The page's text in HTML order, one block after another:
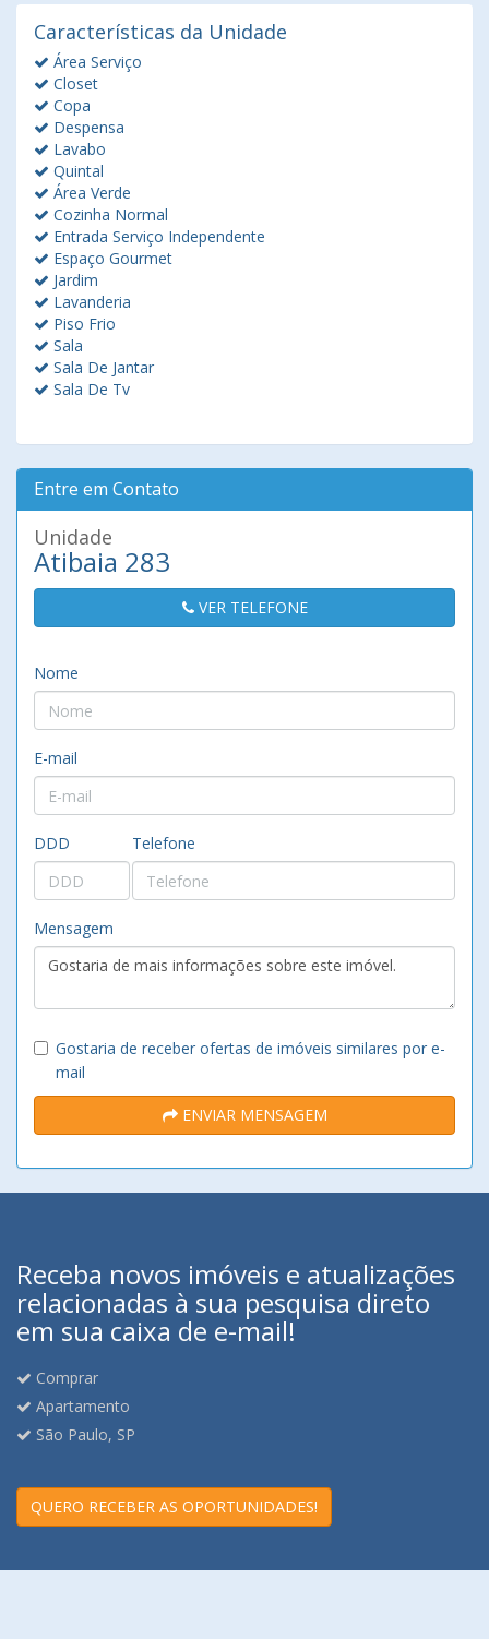
Características da Unidade
Área Serviço
Closet
Copa
Despensa
Lavabo
Quintal
Área Verde
Cozinha Normal
Entrada Serviço Independente
Espaço Gourmet
Jardim
Lavanderia
Piso Frio
Sala
Sala De Jantar
Sala De Tv
Entre em Contato
Unidade
Atibaia 283
VER TELEFONE
Nome
E-mail
DDD Telefone
Mensagem
Gostaria de receber ofertas de imóveis similares por e-
mail
ENVIAR MENSAGEM
Receba novos imóveis e atualizações
relacionadas à sua pesquisa direto
em sua caixa de e-mail!
Comprar
Apartamento
São Paulo, SP
QUERO RECEBER AS OPORTUNIDADES!